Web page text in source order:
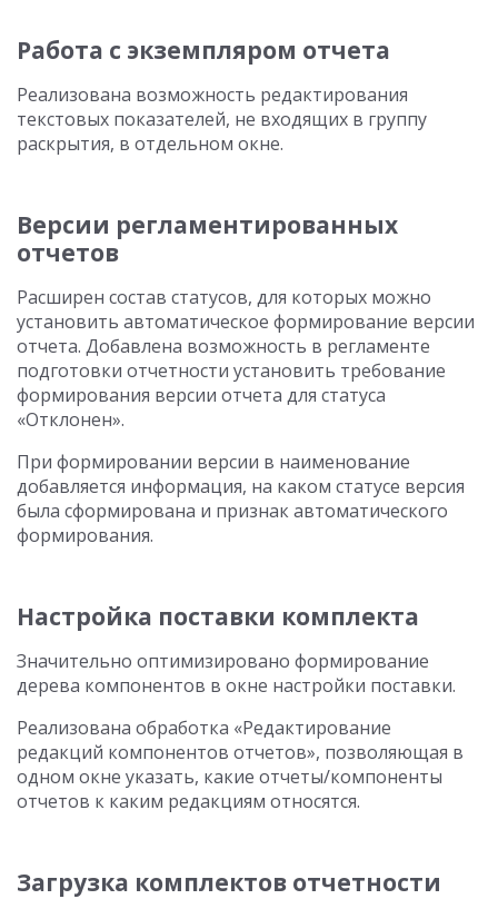
Работа с экземпляром отчета
Реализована возможность редактирования
текстовых показателей, не входящих в группу
раскрытия, в отдельном окне.
Версии регламентированных
отчетов
Расширен состав статусов, для которых можно
установить автоматическое формирование версии
отчета. Добавлена возможность в регламенте
подготовки отчетности установить требование
формирования версии отчета для статуса
«Отклонен».
При формировании версии в наименование
добавляется информация, на каком статусе версия
была сформирована и признак автоматического
формирования.
Настройка поставки комплекта
Значительно оптимизировано формирование
дерева компонентов в окне настройки поставки.
Реализована обработка «Редактирование
редакций компонентов отчетов», позволяющая в
одном окне указать, какие отчеты/компоненты
отчетов к каким редакциям относятся.
Загрузка комплектов отчетности